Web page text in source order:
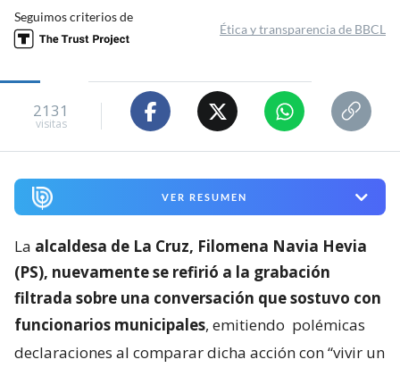
Seguimos criterios de
Ética y transparencia de BBCL
2131
visitas
VER RESUMEN
La alcaldesa de La Cruz, Filomena Navia Hevia
(PS), nuevamente se refirió a la grabación
filtrada sobre una conversación que sostuvo con
funcionarios municipales, emitiendo polémicas
declaraciones al comparar dicha acción con “vivir un